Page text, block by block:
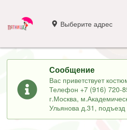
Выберите адрес
Сообщение
Вас приветствует
Телефон +7 (916) 720-
г.Москва,
Ульянова д.31,